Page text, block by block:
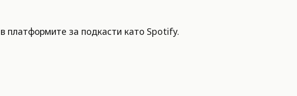
платформите за подкасти като Spotify.